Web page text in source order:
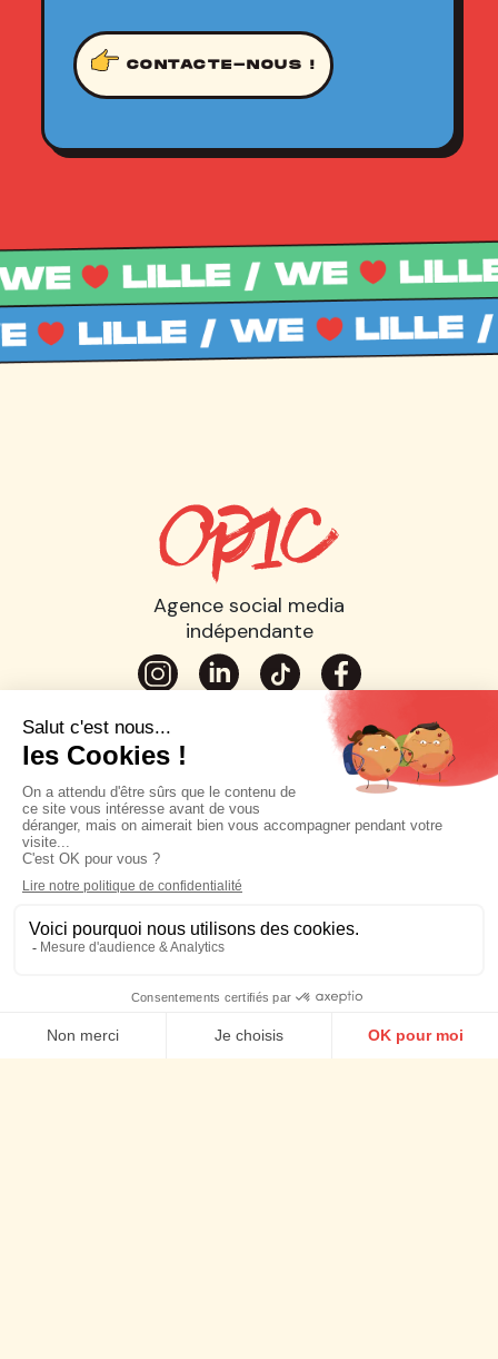
CONTACTE-NOUS !
Agence social media
indépendante
Planning Stratégique
Stratégie social media
Social media management
Agence Social content
Agence Social ads